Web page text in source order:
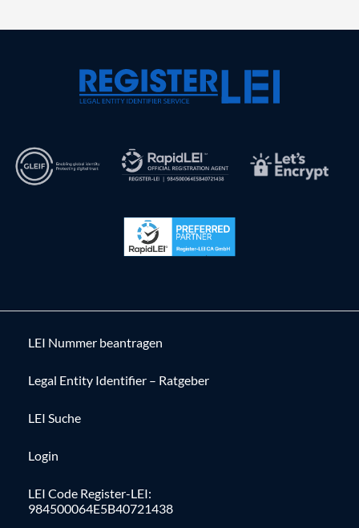
LEI Nummer beantragen
Legal Entity Identifier – Ratgeber
LEI Suche
Login
LEI Code Register-LEI:
984500064E5B40721438